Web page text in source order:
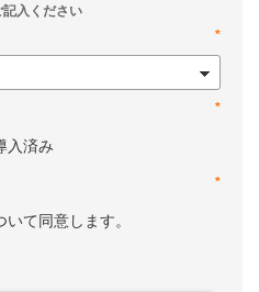
*
*
入済み
*
て同意します。